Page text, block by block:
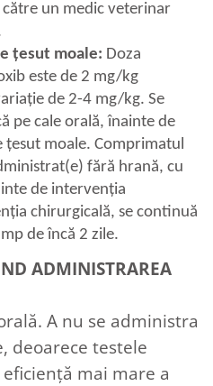
un medic veterinar
țesut moale: Doza
este de 2 mg/kg
de 2-4 mg/kg. Se
pe cale orală, înainte de
moale. Comprimatul
fără hrană, cu
de intervenția
chirurgicală, se continuă
de încă 2 zile.
ADMINISTRAREA
A nu se administra
deoarece testele
mai mare a